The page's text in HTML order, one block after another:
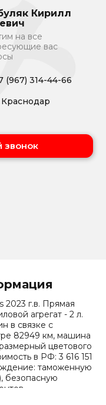
Кирилл
на все
вас
(967) 314-44-66
Краснодар
звонок
2023 г.в. Прямая
агрегат - 2 л.
в связке с
82949 км, машина
цветового
в РФ: 3 616 151
таможенную
безопасную